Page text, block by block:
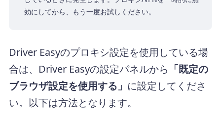
効にしてから、もう一度お試しください。
Driver Easyのプロキシ設定を使用している場
合は、Driver Easyの設定パネルから 「既定の
ブラウザ設定を使用する」 に設定してくださ
い。以下は方法となります。